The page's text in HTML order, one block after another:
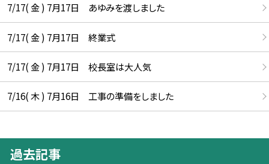
7/17( 金 ) 7月17日 あゆみを渡しました
7/17( 金 ) 7月17日 終業式
7/17( 金 ) 7月17日 校長室は大人気
7/16( 木 ) 7月16日 工事の準備をしました
過去記事